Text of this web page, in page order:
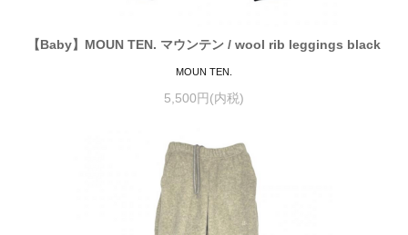
【Baby】MOUN TEN. マウンテン / wool rib leggings black
MOUN TEN.
5,500円(内税)